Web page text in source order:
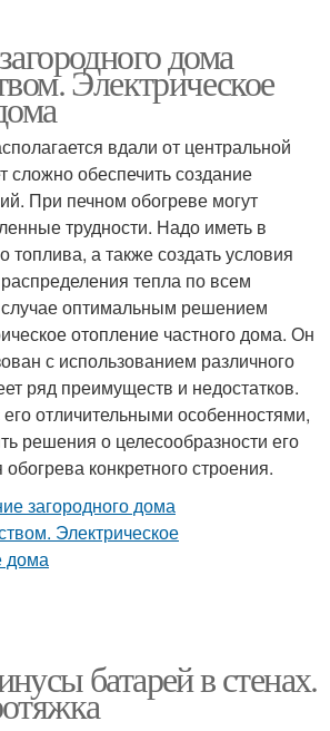
дома
Электрическое
вдали от центральной
сложно обеспечить создание
При печном обогреве могут
трудности. Надо иметь в
топлива, а также создать условия
тепла по всем
оптимальным решением
отопление частного дома. Он
с использованием различного
ряд преимуществ и недостатков.
отличительными особенностями,
решения о целесообразности его
конкретного строения.
батарей в стенах.